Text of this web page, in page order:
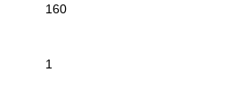
160
1